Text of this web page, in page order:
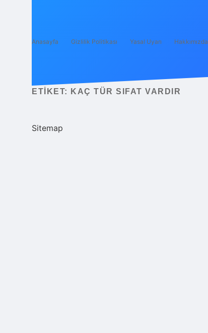
Anasayfa Gizlilik Politikası Yasal Uyarı Hakkımızda
ETIKET: KAÇ TÜR SIFAT VARDIR
Sitemap